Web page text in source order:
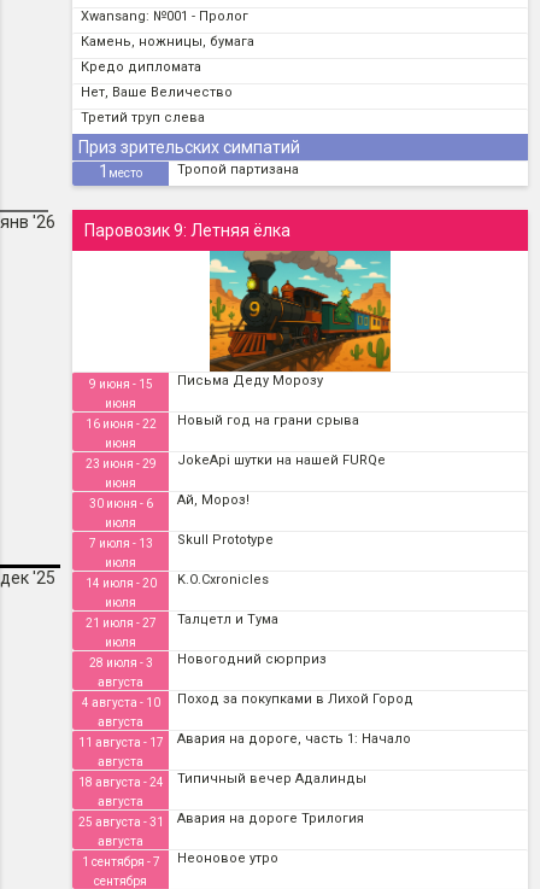
янв '26
дек '25
Xwansang: №001 - Пролог
Камень, ножницы, бумага
Кредо дипломата
Нет, Ваше Величество
Третий труп слева
Приз зрительских симпатий
1 место Тропой партизана
Паровозик 9: Летняя ёлка
9 июня - 15
июня
Письма Деду Морозу
16 июня - 22
июня
Новый год на грани срыва
23 июня - 29
июня
JokeApi шутки на нашей FURQе
30 июня - 6
июля
Ай, Мороз!
7 июля - 13
июля
Skull Prototype
14 июля - 20
июля
K.O.Cxronicles
21 июля - 27
июля
Талцетл и Тума
28 июля - 3
августа
Новогодний сюрприз
4 августа - 10
августа
Поход за покупками в Лихой Город
11 августа - 17
августа
Авария на дороге, часть 1: Начало
18 августа - 24
августа
Типичный вечер Адалинды
25 августа - 31
августа
Авария на дороге Трилогия
1 сентября - 7
сентября
Неоновое утро